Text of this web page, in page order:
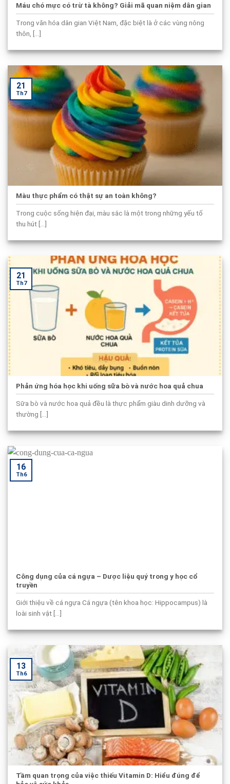
Máu chó mực có trừ tà không? Giải mã quan niệm dân gian
Trong văn hóa dân gian Việt Nam, đặc biệt là ở các vùng nông
thôn, [...]
Màu thực phẩm có thật sự an toàn không?
Trong cuộc sống hiện đại, màu sắc là một trong những yếu tố
thu hút [...]
21
Th7
Phản ứng hóa học khi uống sữa bò và nước hoa quả chua
Sữa bò và nước hoa quả đều là thực phẩm giàu dinh dưỡng và
thường [...]
21
Th7
Công dụng của cá ngựa – Dược liệu quý trong y học cổ
truyền
Giới thiệu về cá ngựa Cá ngựa (tên khoa học: Hippocampus) là
loài sinh vật [...]
16
Th6
Tầm quan trọng của việc thiếu Vitamin D: Hiểu đúng để
13
Th6